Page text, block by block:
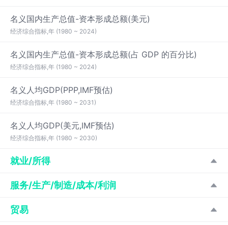
名义国内生产总值-资本形成总额(美元)
经济综合指标,年 (1980 ~ 2024)
名义国内生产总值-资本形成总额(占 GDP 的百分比)
经济综合指标,年 (1980 ~ 2024)
名义人均GDP(PPP,IMF预估)
经济综合指标,年 (1980 ~ 2031)
名义人均GDP(美元,IMF预估)
经济综合指标,年 (1980 ~ 2030)
就业/所得
服务/生产/制造/成本/利润
贸易